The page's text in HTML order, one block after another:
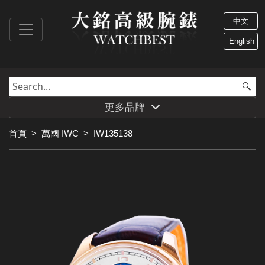
中文
English
更多品牌
首頁 > 萬國 IWC > IW135138